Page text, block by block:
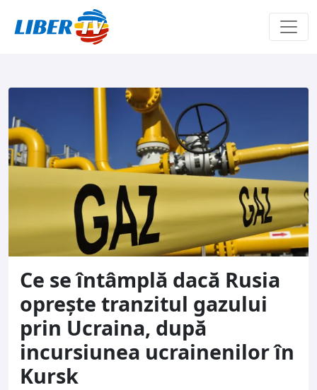
Ce se întâmplă dacă Rusia
oprește tranzitul gazului
prin Ucraina, după
incursiunea ucrainenilor în
Kursk